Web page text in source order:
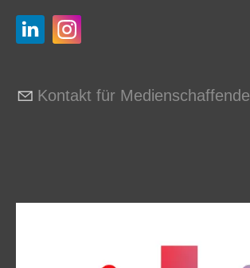
Kontakt für Medienschaffende